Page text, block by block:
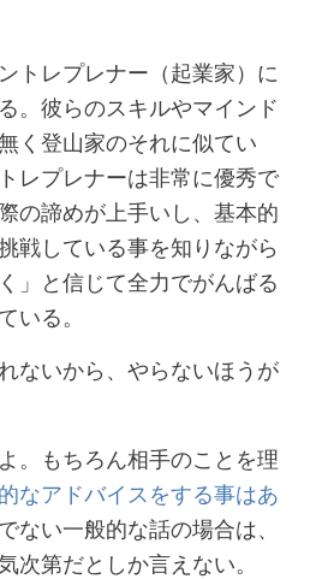
トレプレナー（起業家）に
。彼らのスキルやマインド
く登山家のそれに似てい
レプレナーは非常に優秀で
の諦めが上手いし、基本的
戦している事を知りながら
」と信じて全力でがんばる
いる。
ないから、やらないほうが
。もちろん相手のことを理
なアドバイスをする事はあ
ない一般的な話の場合は、
次第だとしか言えない。